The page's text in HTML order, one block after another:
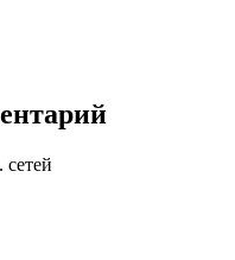
сетей